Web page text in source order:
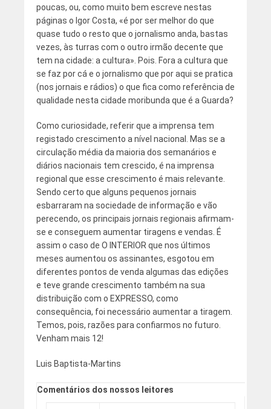
poucas, ou, como muito bem escreve nestas
páginas o Igor Costa, «é por ser melhor do que
quase tudo o resto que o jornalismo anda, bastas
vezes, às turras com o outro irmão decente que
tem na cidade: a cultura». Pois. Fora a cultura que
se faz por cá e o jornalismo que por aqui se pratica
(nos jornais e rádios) o que fica como referência de
qualidade nesta cidade moribunda que é a Guarda?
Como curiosidade, referir que a imprensa tem
registado crescimento a nível nacional. Mas se a
circulação média da maioria dos semanários e
diários nacionais tem crescido, é na imprensa
regional que esse crescimento é mais relevante.
Sendo certo que alguns pequenos jornais
esbarraram na sociedade de informação e vão
perecendo, os principais jornais regionais afirmam-
se e conseguem aumentar tiragens e vendas. É
assim o caso de O INTERIOR que nos últimos
meses aumentou os assinantes, esgotou em
diferentes pontos de venda algumas das edições
e teve grande crescimento também na sua
distribuição com o EXPRESSO, como
consequência, foi necessário aumentar a tiragem.
Temos, pois, razões para confiarmos no futuro.
Venham mais 12!
Luis Baptista-Martins
Comentários dos nossos leitores